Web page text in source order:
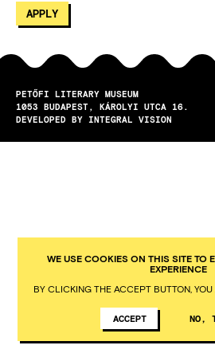
PETŐFI LITERARY MUSEUM
1053
BUDAPEST
KÁROLYI UTCA 16.
DEVELOPED BY INTEGRAL VISION
WE USE COOKIES ON THIS SITE TO
EXPERIENCE
BY CLICKING THE ACCEPT BUTTON,
ACCEPT NO,